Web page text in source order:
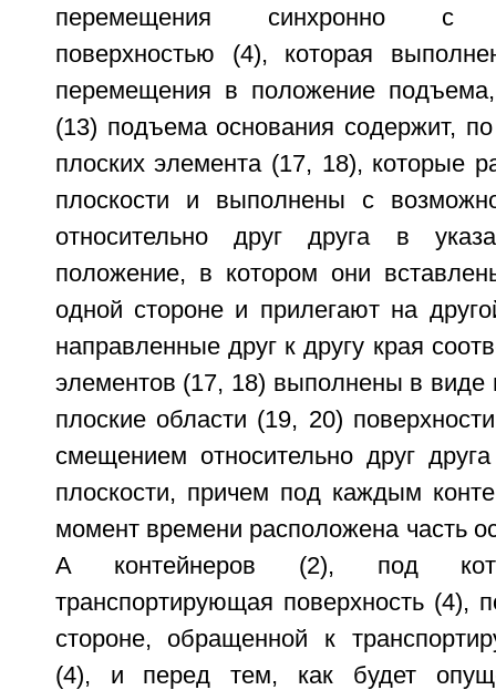
перемещения синхронно с
поверхностью (4), которая
перемещения в положение подъема,
(13) подъема основания содержит,
плоских элемента (17, 18), которые
плоскости и выполнены с
относительно друг друга в
положение, в котором они
одной стороне и прилегают на
направленные друг к другу края
элементов (17, 18) выполнены в виде
плоские области (19, 20)
смещением относительно друг
плоскости, причем под каждым
момент времени расположена часть
А контейнеров (2), под
транспортирующая поверхность (4),
стороне, обращенной к
(4), и перед тем, как будет